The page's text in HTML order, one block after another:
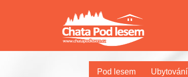
Pod lesem Ubytování